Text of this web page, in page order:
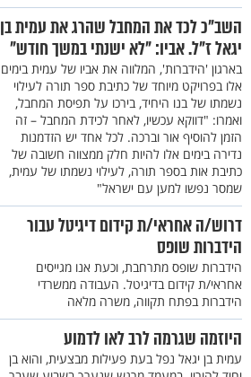
השב"כ לכד את המחבל שהרג את עמית בן
יגאל ז"ל. אביו: "לא ישנתי במשך חודש"
בארגון 'הידברות', המלווה את אביו של עמית בימים
אלו בפרויקט מיוחד של כתיבת ספר תורה לעילוי
נשמתו של בנו היחיד, בירכו על תפיסת המחבל,
ואמרו: "דווקא עכשיו, לאחר לכידת המחבל – זה
הזמן להוסיף אור וברכה. לכל אחד יש הזדמנות
נדירה בימים אלו להיות חלק ממצווה חשובה של
כתיבת אות בספר תורה, לעילוי נשמתו של עמית,
שמסר נפשו למען עם ישראל"
דרוש/ה אחראי/ת קידום דיגיטל עבור
הידברות שופס
הידברות שופס מתרחבת, וכעת אנו מגייסים
אחראי/ת קידום בדיגיטל. העבודה ממשרדי
הידברות בפתח תקווה, משרה מלאה
היוזמה שגרמה לרב לאו לדמוע
עמית בן יגאל נפל בעת פעילות מבצעית, והוא בן